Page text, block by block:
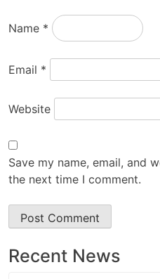
Name *
Email *
Website
Save my name, email, and
the next time I comment.
Recent News